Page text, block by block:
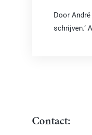
Door
schrijven.’
Contact: